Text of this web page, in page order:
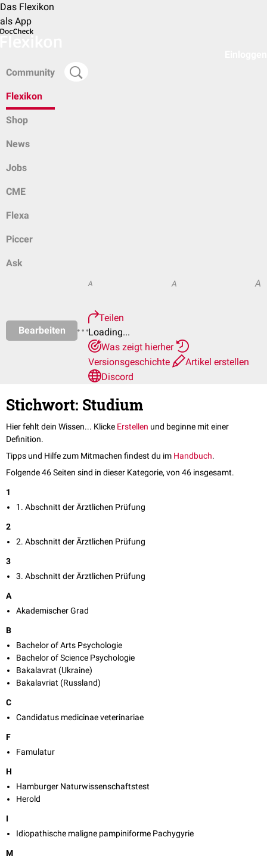
Das Flexikon
als App
Community
Flexikon
Shop
News
Jobs
CME
Flexa
Piccer
Ask
Bearbeiten
A A A
Teilen
Loading...
Was zeigt hierher
Versionsgeschichte
Artikel erstellen
Discord
Stichwort: Studium
Hier fehlt dein Wissen... Klicke Erstellen und beginne mit einer
Definition.
Tipps und Hilfe zum Mitmachen findest du im Handbuch.
Folgende 46 Seiten sind in dieser Kategorie, von 46 insgesamt.
1
1. Abschnitt der Ärztlichen Prüfung
2
2. Abschnitt der Ärztlichen Prüfung
3
3. Abschnitt der Ärztlichen Prüfung
A
Akademischer Grad
B
Bachelor of Arts Psychologie
Bachelor of Science Psychologie
Bakalavrat (Ukraine)
Bakalavriat (Russland)
C
Candidatus medicinae veterinariae
F
Famulatur
H
Hamburger Naturwissenschaftstest
Herold
I
Idiopathische maligne pampiniforme Pachygyrie
M